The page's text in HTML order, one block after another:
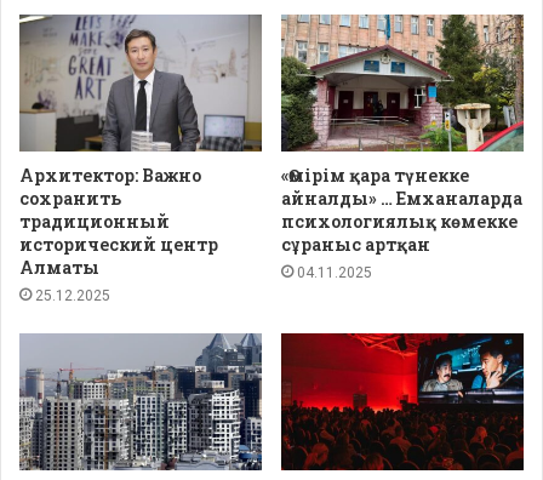
Архитектор: Важно
сохранить
традиционный
исторический центр
Алматы
25.12.2025
«Өмірім қара түнекке
айналды» … Емханаларда
психологиялық көмекке
сұраныс артқан
04.11.2025